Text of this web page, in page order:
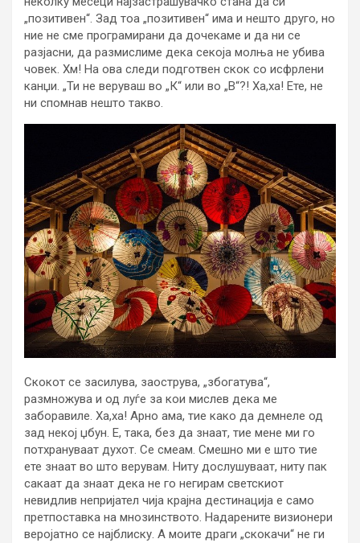
„позитивен“. Зад тоа „позитивен“ има и нешто друго, но
ние не сме програмирани да дочекаме и да ни се
разјасни, да размислиме дека секоја молња не убива
човек. Хм! На ова следи подготвен скок со исфрлени
канџи. „Ти не веруваш во „К“ или во „В“?! Ха,ха! Ете, не
ни спомнав нешто такво.
Скокот се засилува, заострува, „збогатува“,
размножува и од луѓе за кои мислев дека ме
заборавиле. Ха,ха! Арно ама, тие како да демнеле од
зад некој џбун. Е, така, без да знаат, тие мене ми го
потхрануваат духот. Се смеам. Смешно ми е што тие
ете знаат во што верувам. Ниту дослушуваат, ниту пак
сакаат да знаат дека не го негирам светскиот
невидлив непријател чија крајна дестинација е само
претпоставка на мнозинството. Надарените визионери
веројатно се најблиску. А моите драги „скокачи“ не ги